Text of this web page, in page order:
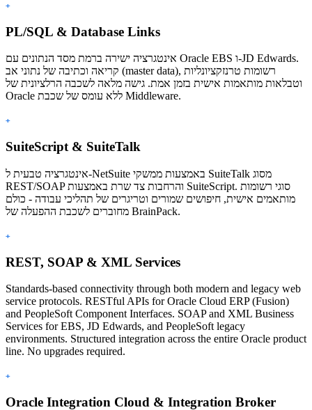
+
PL/SQL & Database Links
אינטגרציה ישירה ברמת מסד הנתונים עם Oracle EBS ו-JD Edwards.
קריאה וכתיבה של נתוני אב (master data), רשומות טרנזקציונליות
וטבלאות מותאמות אישית בזמן אמת. גישה מלאה לשכבה הרלציונית של
Oracle ללא עומס של שכבת Middleware.
+
SuiteScript & SuiteTalk
אינטגרציה טבעית ל-NetSuite באמצעות ממשקי SuiteTalk מסוג
REST/SOAP והרחבות צד שרת באמצעות SuiteScript. סוגי רשומות
מותאמים אישית, חיפושים שמורים וטריגרים של תהליכי עבודה - כולם
מחוברים לשכבת ההפעלה של BrainPack.
+
REST, SOAP & XML Services
Standards-based connectivity through both modern and legacy web
service protocols. RESTful APIs for Oracle Cloud ERP (Fusion)
and PeopleSoft Component Interfaces. SOAP and XML Business
Services for EBS, JD Edwards, and PeopleSoft legacy
environments. Structured integration across the entire Oracle product
line. No upgrades required.
+
Oracle Integration Cloud & Integration Broker